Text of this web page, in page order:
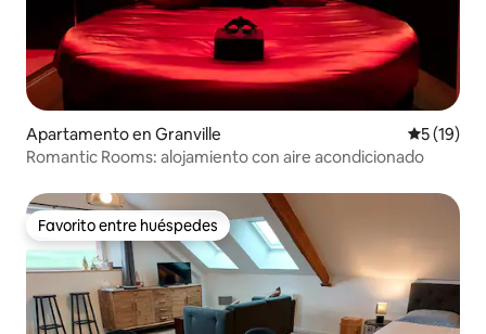
Apartamento en Granville
5 (19)
Romantic Rooms: alojamiento con aire acondicionado
Favorito entre huéspedes
Favorito entre huéspedes